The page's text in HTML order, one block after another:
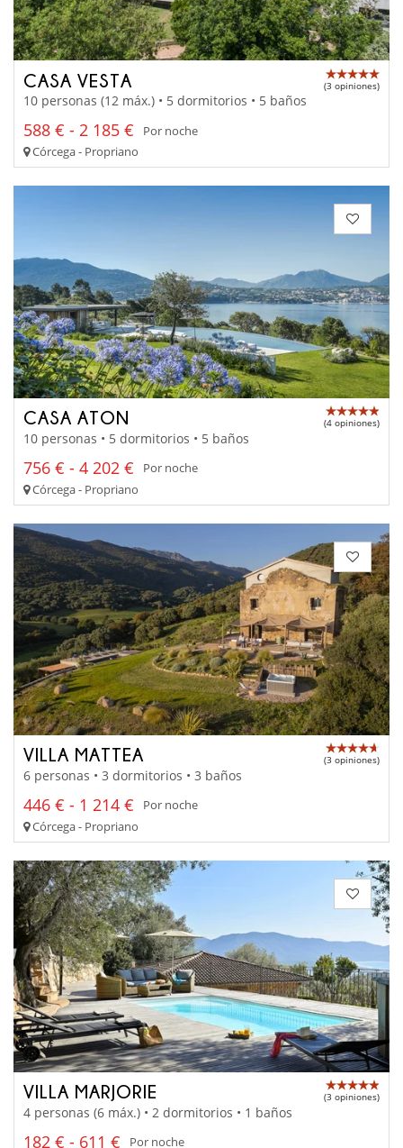
CASA VESTA (3 opiniones)
10 personas (12 máx.) • 5 dormitorios • 5 baños
588 € - 2 185 €
Por noche
Córcega - Propriano
CASA ATON (4 opiniones)
10 personas • 5 dormitorios • 5 baños
756 € - 4 202 €
Por noche
Córcega - Propriano
VILLA MATTEA (3 opiniones)
6 personas • 3 dormitorios • 3 baños
446 € - 1 214 €
Por noche
Córcega - Propriano
VILLA MARJORIE (3 opiniones)
4 personas (6 máx.) • 2 dormitorios • 1 baños
182 € - 611 € Por noche